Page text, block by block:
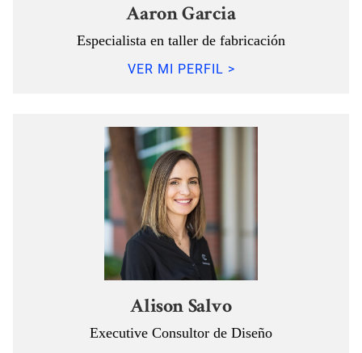
Aaron Garcia
Especialista en taller de fabricación
VER MI PERFIL >
Alison Salvo
Executive Consultor de Diseño